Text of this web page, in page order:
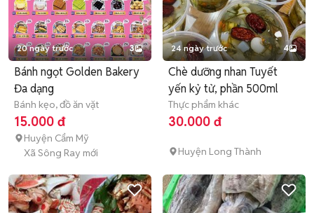
20 ngày trước 3
Bánh ngọt Golden Bakery
Đa dạng
Bánh kẹo, đồ ăn vặt
15.000 đ
Huyện Cẩm Mỹ
Xã Sông Ray mới
24 ngày trước 4
Chè dưỡng nhan Tuyết
yến kỷ tử, phần 500ml
Thực phẩm khác
30.000 đ
Huyện Long Thành